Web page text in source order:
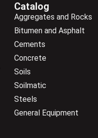
Catalog
Aggregates and Rocks
Bitumen and Asphalt
Cements
Concrete
Soils
Soilmatic
Steels
General Equipment